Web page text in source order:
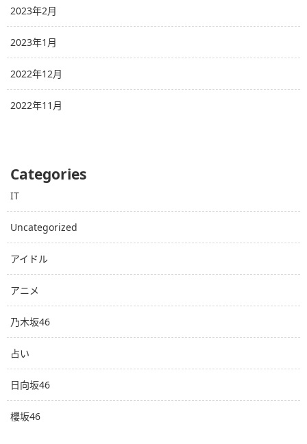
2023年2月
2023年1月
2022年12月
2022年11月
Categories
IT
Uncategorized
アイドル
アニメ
乃木坂46
占い
日向坂46
櫻坂46